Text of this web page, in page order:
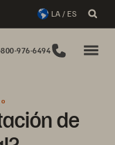
LA / ES
976-6494
de